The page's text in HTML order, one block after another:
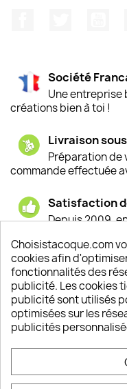
Société
Une entreprise
créations bien à toi !
Livraison
Préparation de
commande effectuée
Satisfaction
Depuis 2009,
Un SAV à
Notre SAV est
INFORMATIONS
Choisistacoque.com
cookies afin
fonctionnalités des
publicité. Les cookies
publicité sont utilisés
optimisées sur les
publicités